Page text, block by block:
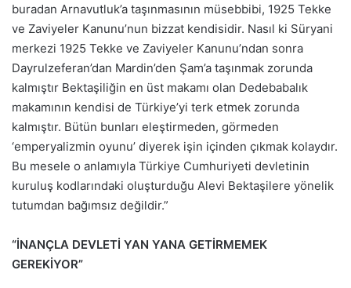
buradan Arnavutluk’a taşınmasının müsebbibi, 1925 Tekke
ve Zaviyeler Kanunu’nun bizzat kendisidir. Nasıl ki Süryani
merkezi 1925 Tekke ve Zaviyeler Kanunu’ndan sonra
Dayrulzeferan’dan Mardin’den Şam’a taşınmak zorunda
kalmıştır Bektaşiliğin en üst makamı olan Dedebabalık
makamının kendisi de Türkiye’yi terk etmek zorunda
kalmıştır. Bütün bunları eleştirmeden, görmeden
‘emperyalizmin oyunu’ diyerek işin içinden çıkmak kolaydır.
Bu mesele o anlamıyla Türkiye Cumhuriyeti devletinin
kuruluş kodlarındaki oluşturduğu Alevi Bektaşilere yönelik
tutumdan bağımsız değildir.”
“İNANÇLA DEVLETİ YAN YANA GETİRMEMEK
GEREKİYOR”